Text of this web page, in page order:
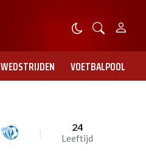
WEDSTRIJDEN VOETBALPOOL
24
Leeftijd